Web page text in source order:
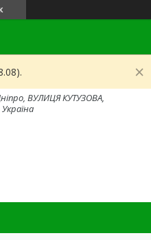
ВУЛИЦЯ КУТУЗОВА,